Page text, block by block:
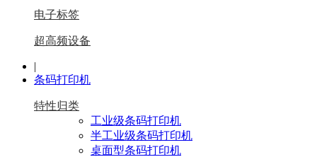
电子标签
超高频设备
|
条码打印机
特性归类
工业级条码打印机
半工业级条码打印机
桌面型条码打印机